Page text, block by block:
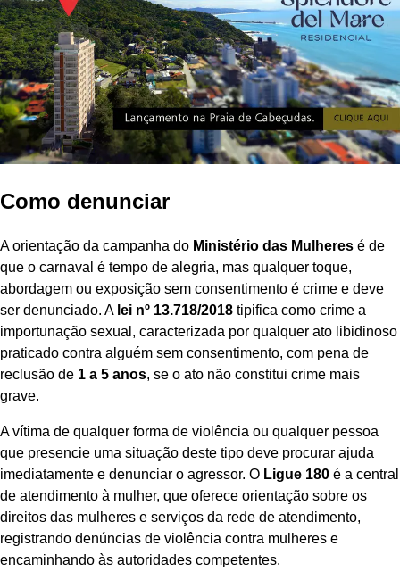
Como denunciar
A orientação da campanha do Ministério das Mulheres é de
que o carnaval é tempo de alegria, mas qualquer toque,
abordagem ou exposição sem consentimento é crime e deve
ser denunciado. A lei nº 13.718/2018 tipifica como crime a
importunação sexual, caracterizada por qualquer ato libidinoso
praticado contra alguém sem consentimento, com pena de
reclusão de 1 a 5 anos, se o ato não constitui crime mais
grave.
A vítima de qualquer forma de violência ou qualquer pessoa
que presencie uma situação deste tipo deve procurar ajuda
imediatamente e denunciar o agressor. O Ligue 180 é a central
de atendimento à mulher, que oferece orientação sobre os
direitos das mulheres e serviços da rede de atendimento,
registrando denúncias de violência contra mulheres e
encaminhando às autoridades competentes.